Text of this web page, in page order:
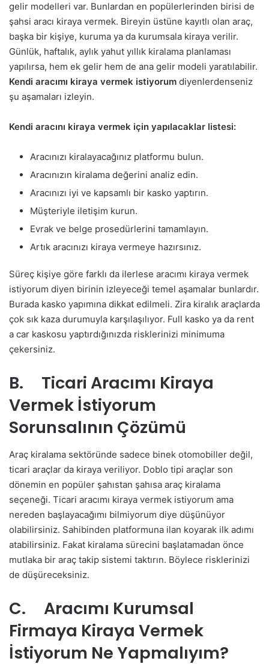
gelir modelleri var. Bunlardan en popülerlerinden birisi de
şahsi aracı kiraya vermek. Bireyin üstüne kayıtlı olan araç,
başka bir kişiye, kuruma ya da kurumsala kiraya verilir.
Günlük, haftalık, aylık yahut yıllık kiralama planlaması
yapılırsa, hem ek gelir hem de ana gelir modeli yaratılabilir.
Kendi aracımı kiraya vermek istiyorum diyenlerdenseniz
şu aşamaları izleyin.
Kendi aracını kiraya vermek için yapılacaklar listesi:
Aracınızı kiralayacağınız platformu bulun.
Aracınızın kiralama değerini analiz edin.
Aracınızı iyi ve kapsamlı bir kasko yaptırın.
Müşteriyle iletişim kurun.
Evrak ve belge prosedürlerini tamamlayın.
Artık aracınızı kiraya vermeye hazırsınız.
Süreç kişiye göre farklı da ilerlese aracımı kiraya vermek
istiyorum diyen birinin izleyeceği temel aşamalar bunlardır.
Burada kasko yapımına dikkat edilmeli. Zira kiralık araçlarda
çok sık kaza durumuyla karşılaşılıyor. Full kasko ya da rent
a car kaskosu yaptırdığınızda risklerinizi minimuma
çekersiniz.
B. Ticari Aracımı Kiraya
Vermek İstiyorum
Sorunsalının Çözümü
Araç kiralama sektöründe sadece binek otomobiller değil,
ticari araçlar da kiraya veriliyor. Doblo tipi araçlar son
dönemin en popüler şahıstan şahısa araç kiralama
seçeneği. Ticari aracımı kiraya vermek istiyorum ama
nereden başlayacağımı bilmiyorum diye düşünüyor
olabilirsiniz. Sahibinden platformuna ilan koyarak ilk adımı
atabilirsiniz. Fakat kiralama sürecini başlatamadan önce
mutlaka bir araç takip sistemi taktırın. Böylece risklerinizi
de düşüreceksiniz.
C. Aracımı Kurumsal
Firmaya Kiraya Vermek
İstiyorum Ne Yapmalıyım?